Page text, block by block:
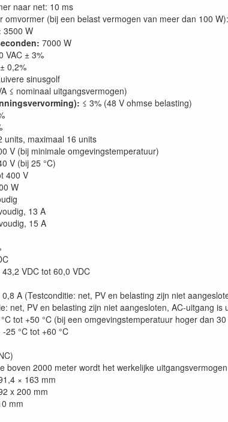
naar net: 10 ms
omvormer (bij een belast vermogen van meer dan 100
3500 W
7000 W
± 3%
0,2%
sinusgolf
≤ nominaal uitgangsvermogen)
≤ 3% (48 V ohmse belasting)
units, maximaal 16 units
V (bij minimale omgevingstemperatuur)
V (bij 25 °C)
400 V
W
13 A
15 A
43,2 VDC tot 60,0 VDC
0,8 A (Testconditie: net, PV en belasting zijn niet
net, PV en belasting zijn niet aangesloten, AC-uitgang
tot +50 °C (bij een omgevingstemperatuur hoger dan
°C tot +60 °C
boven 2000 meter wordt het werkelijke
× 163 mm
x 200 mm
mm